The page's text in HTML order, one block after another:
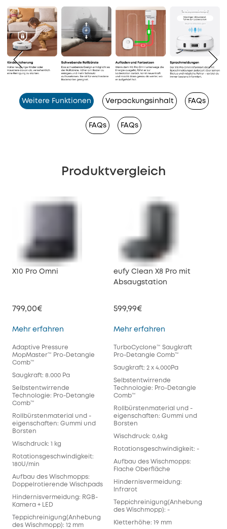
Weitere Funktionen Verpackungsinhalt FAQs
FAQs FAQs
Produktvergleich
X10 Pro Omni
799,00€
Mehr erfahren
Adaptive Pressure
MopMaster™ Pro-Detangle
Comb™
Saugkraft: 8.000 Pa
Selbstentwirrende
Technologie: Pro-Detangle
Comb™
Rollbürstenmaterial und -
eigenschaften: Gummi und
Borsten
Wischdruck: 1 kg
Rotationsgeschwindigkeit:
180U/min
Aufbau des Wischmopps:
Doppelrotierende Wischpads
Hindernisvermeidung: RGB-
Kamera + LED
Teppichreinigung(Anhebung
des Wischmopp): 12 mm
eufy Clean X8 Pro mit
Absaugstation
599,99€
Mehr erfahren
TurboCyclone™ Saugkraft
Pro-Detangle Comb™
Saugkraft: 2 x 4.000Pa
Selbstentwirrende
Technologie: Pro-Detangle
Comb™
Rollbürstenmaterial und -
eigenschaften: Gummi und
Borsten
Wischdruck: 0,6kg
Rotationsgeschwindigkeit: -
Aufbau des Wischmopps:
Flache Oberfläche
Hindernisvermeidung:
Infrarot
Teppichreinigung(Anhebung
des Wischmopp): -
Kletterhöhe: 19 mm